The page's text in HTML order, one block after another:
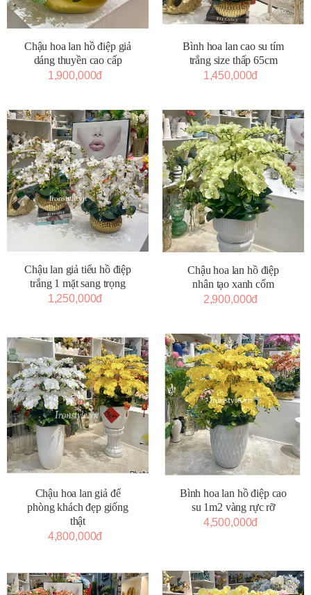
Chậu hoa lan hồ điệp giả
dáng thuyền cao cấp
1,900,000đ
Bình hoa lan cao su tím
trắng size thấp 65cm
1,450,000đ
Chậu lan giả tiểu hồ điệp
trắng 1 mặt sang trọng
1,250,000đ
Chậu hoa lan hồ điệp
nhân tạo xanh cốm
2,900,000đ
Chậu hoa lan giả để
phòng khách đẹp giống
thật
4,800,000đ
Bình hoa lan hồ điệp cao
su 1m2 vàng rực rỡ
4,500,000đ